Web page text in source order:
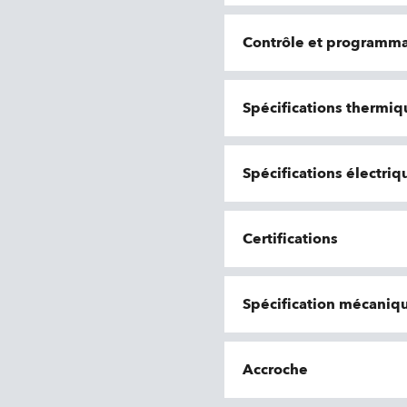
Contrôle et
Spécifications
Spécifications
Certifications
Spécification
Accroche